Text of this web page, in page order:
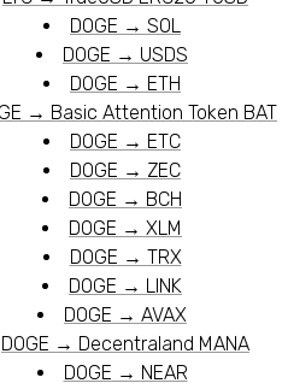
DOGE → SOL
DOGE → USDS
DOGE → ETH
→ Basic Attention Token BAT
DOGE → ETC
DOGE → ZEC
DOGE → BCH
DOGE → XLM
DOGE → TRX
DOGE → LINK
DOGE → AVAX
DOGE → Decentraland MANA
DOGE → NEAR